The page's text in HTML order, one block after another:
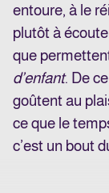
entoure, à le
plutôt à
que
d’enfant. De
goûtent au
ce que le
c’est un bout